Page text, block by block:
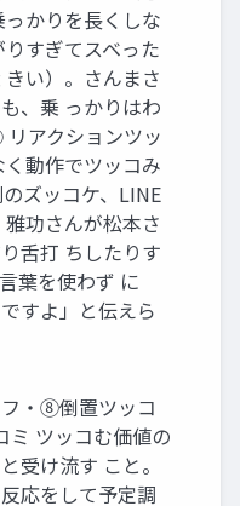
かりを長くしな
すぎてスベった
い）。さんまさ
、乗 っかりはわ
アクションツッ
動作でツッコみ
ズッコケ、LINE
功さんが松本さ
舌打 ちしたりす
葉を使わず に
すよ」と伝えら
・⑧倒置ツッコ
ツッコむ価値の
受け流す こと。
応をして予定調